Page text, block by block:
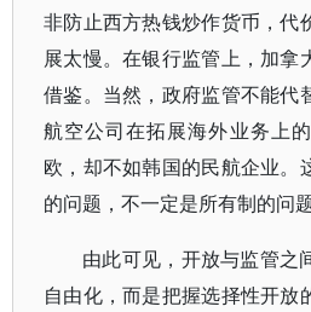
非防止西方热钱炒作货币，代
展太慢。在银行监管上，加拿
借鉴。当然，政府监管不能代
航空公司在拓展海外业务上
欧，却不如韩国的民航企业。
的问题，不一定是所有制的问题
由此可见，开放与监管之
自由化，而是把握选择性开放